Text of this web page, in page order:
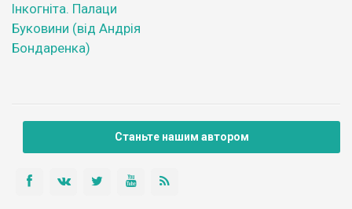
Інкогніта. Палаци
Буковини (від Андрія
Бондаренка)
Станьте нашим автором